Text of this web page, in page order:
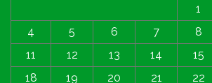
1
4
5 6 7 8
11
12 13 14 15
18
19 20 21 22